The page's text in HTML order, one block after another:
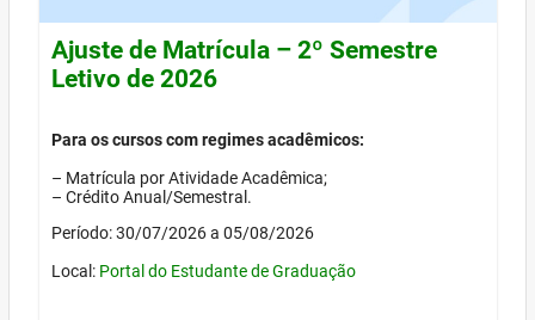
Ajuste de Matrícula – 2º Semestre
Letivo de 2026
Para os cursos com regimes acadêmicos:
– Matrícula por Atividade Acadêmica;
– Crédito Anual/Semestral.
Período: 30/07/2026 a 05/08/2026
Local: Portal do Estudante de Graduação